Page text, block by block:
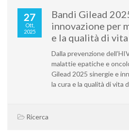
27
Ott,
2025
Bandi Gilead
innovazione per
e la qualità di
Dalla prevenzione
malattie epatiche e
Gilead 2025 sinergie e
la cura e la qualità di vita
Ricerca